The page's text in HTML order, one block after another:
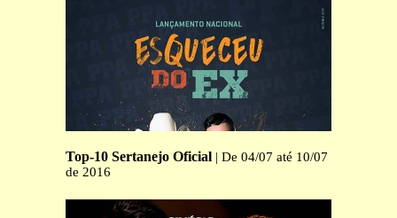
Top-10 Sertanejo Oficial | De 04/07 até 10/07
de 2016